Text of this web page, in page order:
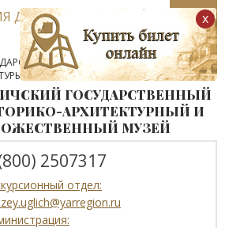
ДЛЯ СЛАБОВИДЯЩИХ
АВТОНОМНОЕ УЧРЕЖДЕНИЕ
ЯРОСЛАВСКОЙ ОБЛАСТИ
ГОСУДАРСТВЕННЫЙ
АРХИТЕКТУРНЫЙ И
МУЗЕЙ
2507317
отдел:
x